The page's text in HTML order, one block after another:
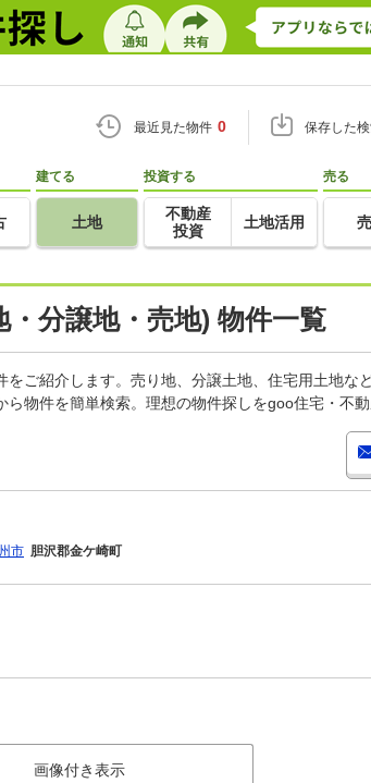
最近見た物件 0 保存した
建てる
土地
投資する
不動産
投資
土地活用
売る
分譲地・売地) 物件一覧
ご紹介します。売り地、分譲土地、住宅用土地な
物件を簡単検索。理想の物件探しをgoo住宅・不動
市 胆沢郡金ケ崎町
画像付き表示